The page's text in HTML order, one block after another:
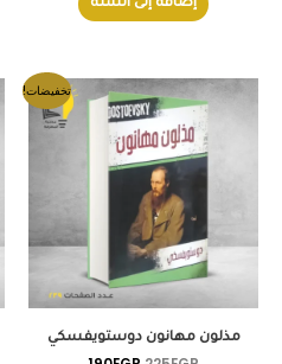
إضافة إلى السلة
تخفيضات!
مذلون مهانون دوستويفسكي
السعر
الأصلي
هو:
225EGP.
السعر
الحالي